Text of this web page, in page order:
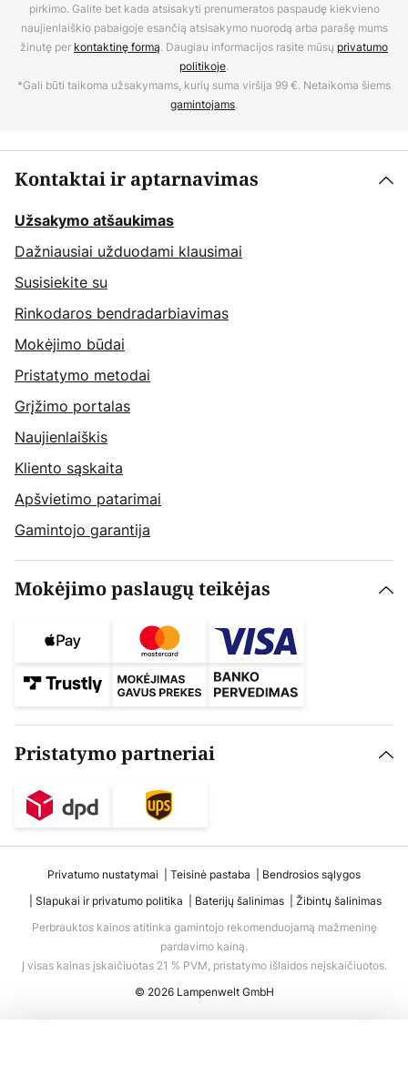
pirkimo. Galite bet kada atsisakyti prenumeratos paspaudę kiekvieno
naujienlaiškio pabaigoje esančią atsisakymo nuorodą arba parašę mums
žinutę per kontaktinę formą. Daugiau informacijos rasite mūsų privatumo
politikoje.
*Gali būti taikoma užsakymams, kurių suma viršija 99 €. Netaikoma šiems
gamintojams.
Kontaktai ir aptarnavimas
Užsakymo atšaukimas
Dažniausiai užduodami klausimai
Susisiekite su
Rinkodaros bendradarbiavimas
Mokėjimo būdai
Pristatymo metodai
Grįžimo portalas
Naujienlaiškis
Kliento sąskaita
Apšvietimo patarimai
Gamintojo garantija
Mokėjimo paslaugų teikėjas
Pristatymo partneriai
Privatumo nustatymai Teisinė pastaba
Bendrosios sąlygos
Slapukai ir privatumo politika
Baterijų šalinimas
Žibintų šalinimas
Perbrauktos kainos atitinka gamintojo rekomenduojamą mažmeninę
pardavimo kainą.
Į visas kainas įskaičiuotas 21 % PVM, pristatymo išlaidos neįskaičiuotos.
© 2026 Lampenwelt GmbH